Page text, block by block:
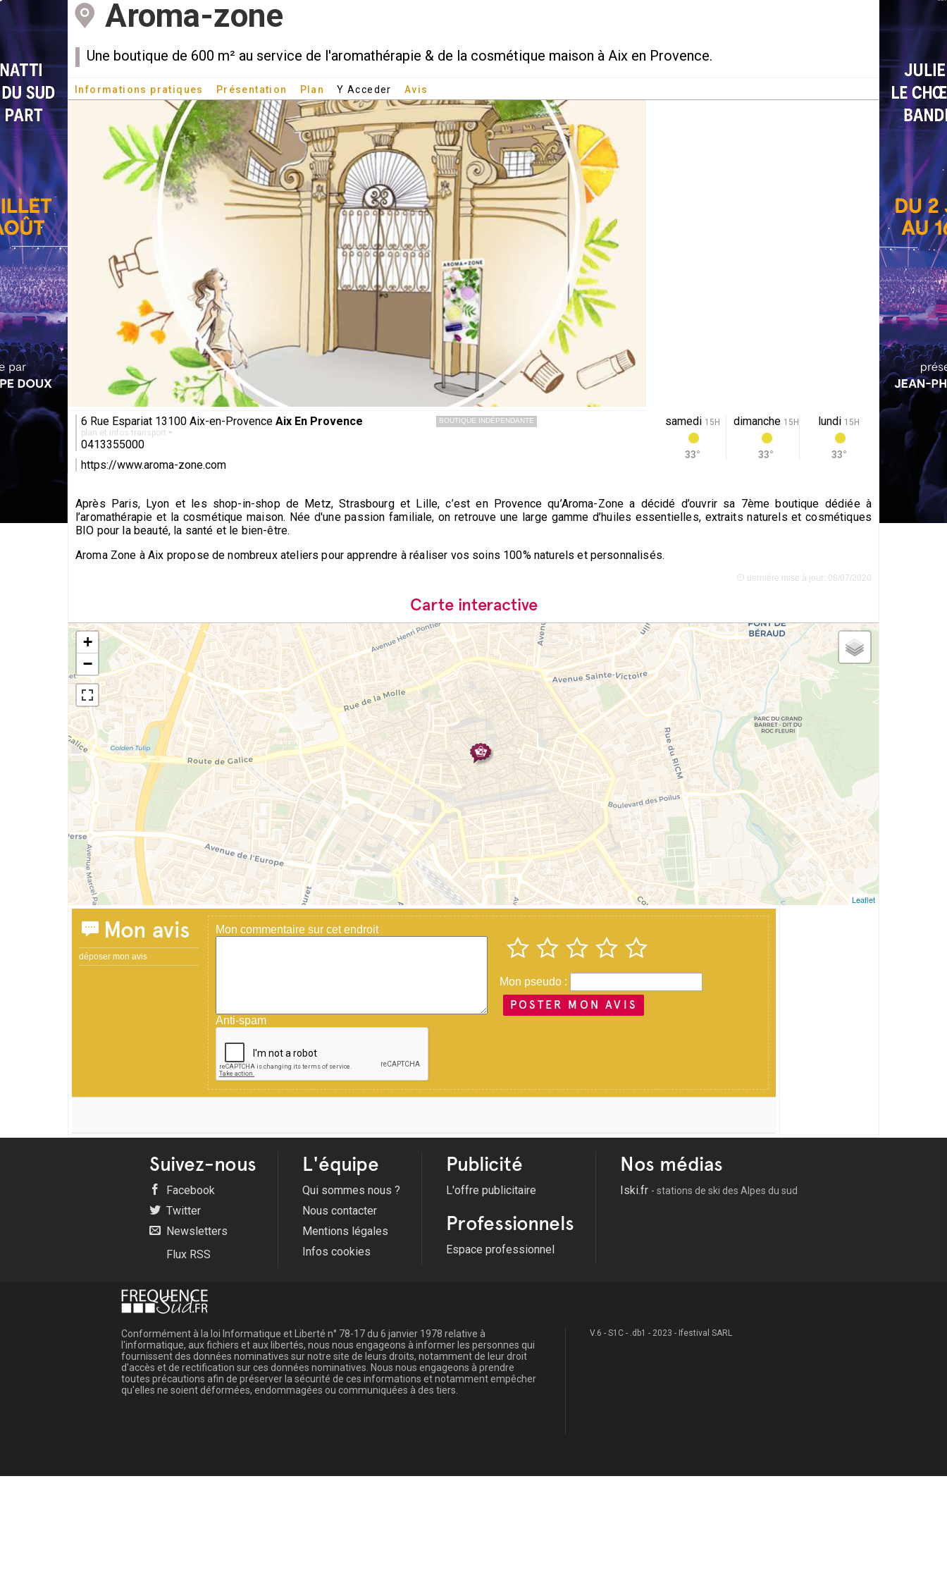
Aroma-zone
Une boutique de 600 m² au service de l'aromathérapie & de la cosmétique maison à Aix en Provence.
Informations pratiques Présentation Plan Y Acceder Avis
6 Rue Espariat 13100 Aix-en-Provence Aix En Provence
plan et infos transport
0413355000
https://www.aroma-zone.com
BOUTIQUE INDÉPENDANTE samedi 15H
33°
dimanche 15H
33°
lundi 15H
33°
Après Paris, Lyon et les shop-in-shop de Metz, Strasbourg et Lille, c’est en Provence qu’Aroma-Zone a décidé d’ouvrir sa 7ème boutique dédiée à
l’aromathérapie et la cosmétique maison. Née d'une passion familiale, on retrouve une large gamme d’huiles essentielles, extraits naturels et cosmétiques
BIO pour la beauté, la santé et le bien-être.
Aroma Zone à Aix propose de nombreux ateliers pour apprendre à réaliser vos soins 100% naturels et personnalisés.
dernière mise à jour: 08/07/2020
Carte interactive
+
−
Leaflet
Mon avis
déposer mon avis
Mon commentaire sur cet endroit
Anti-spam
Mon pseudo :
POSTER MON AVIS
Suivez-nous
Facebook
Twitter
Newsletters
Flux RSS
L'équipe
Qui sommes nous ?
Nous contacter
Mentions légales
Infos cookies
Publicité
L'offre publicitaire
Professionnels
Espace professionnel
Nos médias
Iski.fr - stations de ski des Alpes du sud
Conformément à la loi Informatique et Liberté n° 78-17 du 6 janvier 1978 relative à
l'informatique, aux fichiers et aux libertés, nous nous engageons à informer les personnes qui
fournissent des données nominatives sur notre site de leurs droits, notamment de leur droit
d'accès et de rectification sur ces données nominatives. Nous nous engageons à prendre
toutes précautions afin de préserver la sécurité de ces informations et notamment empêcher
qu'elles ne soient déformées, endommagées ou communiquées à des tiers.
V.6 - S1C - .db1 - 2023 - Ifestival SARL